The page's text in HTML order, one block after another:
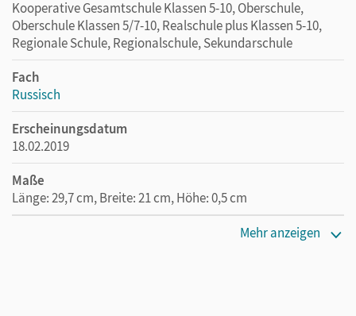
Kooperative Gesamtschule Klassen 5-10, Oberschule,
Oberschule Klassen 5/7-10, Realschule plus Klassen 5-10,
Regionale Schule, Regionalschule, Sekundarschule
Fach
Russisch
Erscheinungsdatum
18.02.2019
Maße
Länge: 29,7 cm, Breite: 21 cm, Höhe: 0,5 cm
Mehr anzeigen